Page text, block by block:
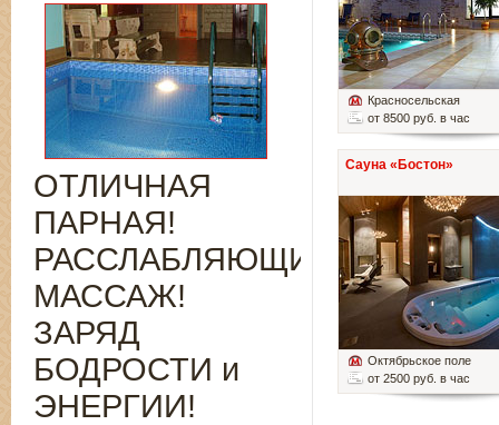
Красносельская
от 8500 руб. в час
Сауна «Бостон»
Октябрьское поле
от 2500 руб. в час
ОТЛИЧНАЯ
ПАРНАЯ!
РАССЛАБЛЯЮЩИЙ
МАССАЖ!
ЗАРЯД
БОДРОСТИ и
ЭНЕРГИИ!